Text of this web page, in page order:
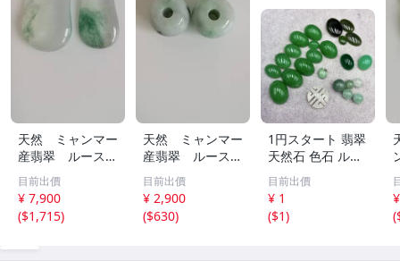
天然 ミャンマー
産翡翠 ルース
瓜 氷のように透
き通る 17ｘ8.5
ｘ2.4ｍｍ 3.5ct
と 17.6ｘ11
目前出價
¥ 7,900
($1,715)
天然 ミャンマー
産翡翠 ルース
18ｘ12.8ｍ
ｍ 40.5ct と
18.4ｘ13.3ｍｍ
43ct 注意事項
目前出價
¥ 2,900
($630)
1円スタート 翡翠
天然石 色石 ルー
ス まとめ 大量 ジ
ュエリー 宝石 総
重量約49.0g ヒス
イ HE0806ろ
目前出價
¥ 1
($1)
(